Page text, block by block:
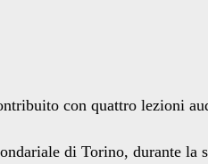
con quattro lezioni
di Torino, durante la